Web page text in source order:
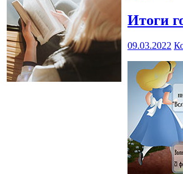
Итоги
09.03.2022